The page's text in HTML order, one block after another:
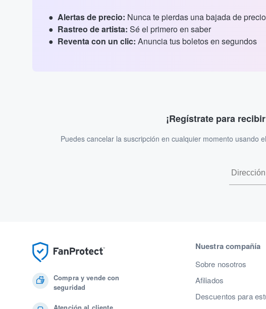
Alertas de precio: Nunca te pierdas una bajada de precio
Rastreo de artista: Sé el primero en saber
Reventa con un clic: Anuncia tus boletos en segundos
¡Regístrate para
Puedes cancelar la suscripción en cualquier momento usando
Compra y vende con
seguridad
Atención al cliente
Nuestra compañía
Sobre nosotros
Afiliados
Descuentos para